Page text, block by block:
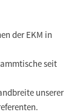
der EKM in
seit
unserer